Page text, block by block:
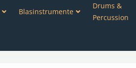
Blasinstrumente
Drums &
Percussion